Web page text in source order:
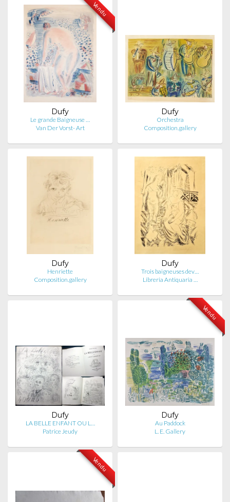
Vendu
Dufy
Le grande Baigneuse …
Van Der Vorst- Art
Dufy
Orchestra
Composition.gallery
Dufy
Henriette
Composition.gallery
Dufy
Trois baigneuses dev…
Libreria Antiquaria …
Dufy
LA BELLE ENFANT OU L…
Patrice Jeudy
Vendu
Dufy
Au Paddock
L. E. Gallery
Vendu